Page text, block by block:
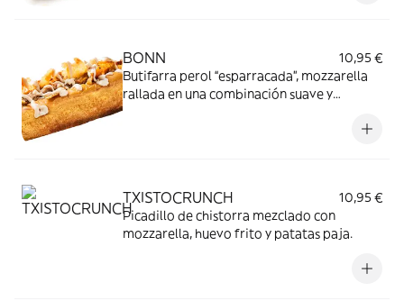
BONN
10,95 €
Butifarra perol “esparracada”, mozzarella
rallada en una combinación suave y
TXISTOCRUNCH
10,95 €
Picadillo de chistorra mezclado con
mozzarella, huevo frito y patatas paja.